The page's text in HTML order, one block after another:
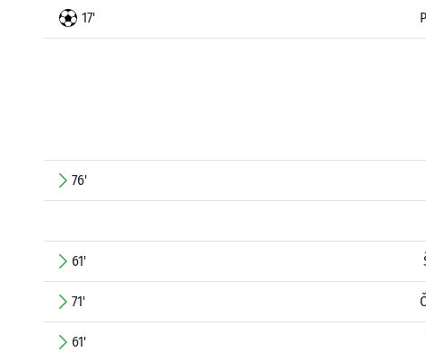
17'
76'
61'
71'
61'